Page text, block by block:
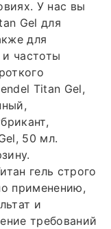
У нас вы
Gel для
для
частоты
Titan Gel,
50 мл.
гель строго
применению,
и
требований